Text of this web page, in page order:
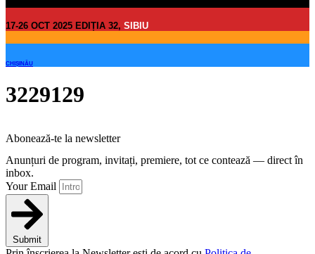
17-26 OCT 2025 EDIȚIA 32, SIBIU
CHIȘINĂU
3229129
Abonează-te la newsletter
Anunțuri de program, invitați, premiere, tot ce contează — direct în
inbox.
Your Email
Submit